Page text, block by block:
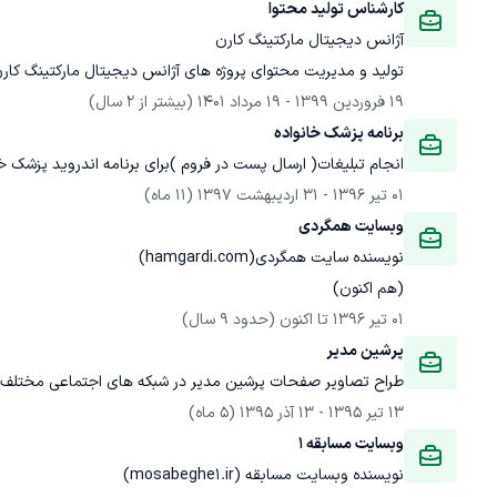
کارشناس تولید محتوا
آژانس دیجیتال مارکتینگ کارن
تولید و مدیریت محتوای پروژه های آژانس دیجیتال مارکتینگ
19 فروردین 1399
- 19 مرداد 1401
(بیشتر از 2 سال)
برنامه پزشک خانواده
انجام تبلیغات( ارسال پست در فروم )برای برنامه اندروید پزشک
01 تیر 1396
- 31 اردیبهشت 1397
(11 ماه)
وبسایت همگردی
(هم اکنون)
01 تیر 1396
تا اکنون (حدود 9 سال)
پرشین مدیر
طراح تصاویر صفحات پرشین مدیر در شبکه های اجتماعی مختلفpershianmodir@
13 تیر 1395
- 13 آذر 1395
(5 ماه)
وبسایت مسابقه 1
نویسنده وبسایت مسابقه (mosabeghe1.ir)